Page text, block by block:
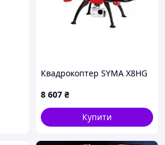
Квадрокоптер SYMA X8HG
8 607 ₴
Купити